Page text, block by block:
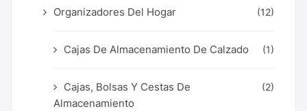
Organizadores Del Hogar (12)
Cajas De Almacenamiento De Calzado (1)
Cajas, Bolsas Y Cestas De
Almacenamiento
(2)